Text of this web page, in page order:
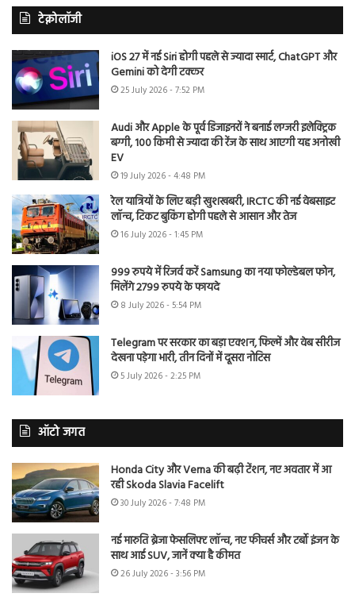
टेक्नोलॉजी
iOS 27 में नई Siri होगी पहले से ज्यादा स्मार्ट, ChatGPT और
Gemini को देगी टक्कर
25 July 2026 - 7:52 PM
Audi और Apple के पूर्व डिजाइनरों ने बनाई लग्जरी इलेक्ट्रिक
बग्गी, 100 किमी से ज्यादा की रेंज के साथ आएगी यह अनोखी
EV
19 July 2026 - 4:48 PM
रेल यात्रियों के लिए बड़ी खुशखबरी, IRCTC की नई वेबसाइट
लॉन्च, टिकट बुकिंग होगी पहले से आसान और तेज
16 July 2026 - 1:45 PM
999 रुपये में रिजर्व करें Samsung का नया फोल्डेबल फोन,
मिलेंगे 2799 रुपये के फायदे
8 July 2026 - 5:54 PM
Telegram पर सरकार का बड़ा एक्शन, फिल्में और वेब सीरीज
देखना पड़ेगा भारी, तीन दिनों में दूसरा नोटिस
5 July 2026 - 2:25 PM
ऑटो जगत
Honda City और Verna की बढ़ी टेंशन, नए अवतार में आ
रही Skoda Slavia Facelift
30 July 2026 - 7:48 PM
नई मारुति ब्रेजा फेसलिफ्ट लॉन्च, नए फीचर्स और टर्बो इंजन के
साथ आई SUV, जानें क्या है कीमत
26 July 2026 - 3:56 PM